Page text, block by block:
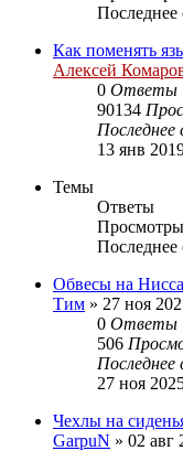
Как поменять
Алексей
0 Ответы
90134
Последнее
13 янв
Темы
Ответы
Просмотры
Обвесы на
Тим » 27 ноя
0 Ответы
506
Последнее
27 ноя
Чехлы на
GarpuN » 02 авг